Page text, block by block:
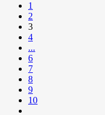
1
2
3
4
...
6
7
8
9
10